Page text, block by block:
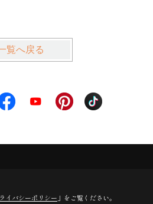
覧へ戻る
1213-1
イバシーポリシー 」をご覧ください。